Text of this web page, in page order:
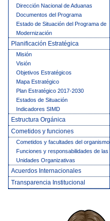
Dirección Nacional de Aduanas
Documentos del Programa
Estado de Situación del Programa de
Modernización
Planificación Estratégica
Misión
Visión
Objetivos Estratégicos
Mapa Estratégico
Plan Estratégico 2017-2030
Estados de Situación
Indicadores SIMD
Estructura Orgánica
Cometidos y funciones
Cometidos y facultades del organismo
Funciones y responsabilidades de las
Unidades Organizativas
Acuerdos Internacionales
Transparencia Institucional